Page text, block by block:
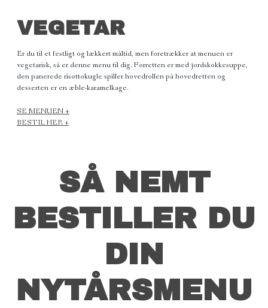
VEGETAR
Er du til et festligt og lækkert måltid, men foretrækker at menuen er
vegetarisk, så er denne menu til dig. Forretten er med jordskokkesuppe,
den panerede risottokugle spiller hovedrollen på hovedretten og
desserten er en æble-karamelkage.
SE MENUEN +
BESTIL HER +
SÅ NEMT
BESTILLER DU
DIN
NYTÅRSMENU